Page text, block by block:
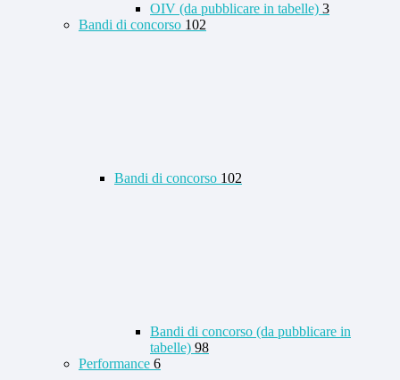
OIV (da pubblicare in tabelle) 3
Bandi di concorso 102
Bandi di concorso 102
Bandi di concorso (da pubblicare in
tabelle) 98
Performance 6